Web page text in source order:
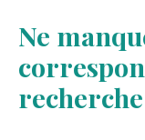
Ne